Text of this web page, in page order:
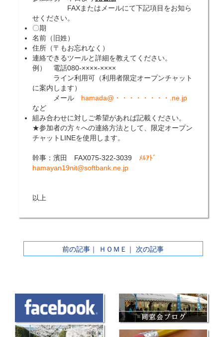
FAXまたはメールにて下記項目をお知ら
せください。
〇期
名前（旧姓）
住所（〒もお忘れなく）
連絡できるツールと詳細を教えてください。
例） 電話080-××××-××××
ライン利用可（利用者限定オープンチャット
に案内します）
メール hamada@・・・・・・・・.ne.jp
など
組み合わせに対しご希望があれば記載ください。
★参加者の方々への連絡方法として、限定オープン
チャット LINEを使用します。
幹事：濱田 FAX075-322-3039
ﾒﾙｱﾄﾞ
hamayan19nit@softbank.ne.jp
以上
前の記事 ｜ ＨＯＭＥ ｜ 次の記事